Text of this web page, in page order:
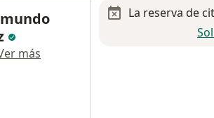
más
La reserva de